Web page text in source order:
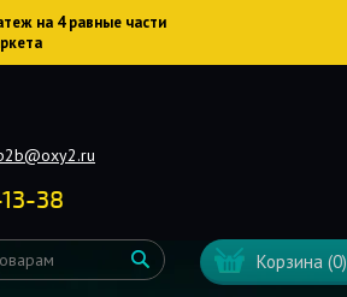
на 4 равные части
38
Корзина(0)